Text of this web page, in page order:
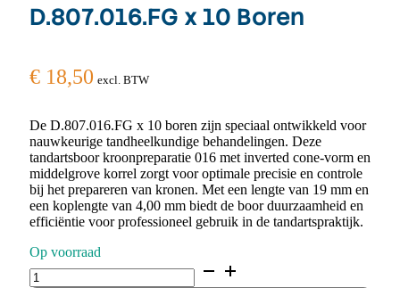
D.807.016.FG x 10 Boren
€ 18,50 excl. BTW
De D.807.016.FG x 10 boren zijn speciaal ontwikkeld voor
nauwkeurige tandheelkundige behandelingen. Deze
tandartsboor kroonpreparatie 016 met inverted cone-vorm en
middelgrove korrel zorgt voor optimale precisie en controle
bij het prepareren van kronen. Met een lengte van 19 mm en
een koplengte van 4,00 mm biedt de boor duurzaamheid en
efficiëntie voor professioneel gebruik in de tandartspraktijk.
Op voorraad
D.807.016.FG
x